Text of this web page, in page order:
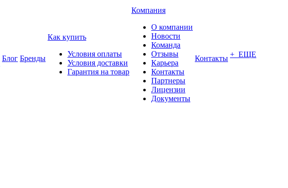
Блог Бренды
Как купить
Условия оплаты
Условия доставки
Гарантия на товар
Компания
О компании
Новости
Команда
Отзывы
Карьера
Контакты
Партнеры
Лицензии
Документы
Контакты + ЕЩЕ